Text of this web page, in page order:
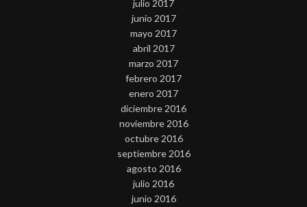
julio 2017
junio 2017
mayo 2017
abril 2017
marzo 2017
febrero 2017
enero 2017
diciembre 2016
noviembre 2016
octubre 2016
septiembre 2016
agosto 2016
julio 2016
junio 2016